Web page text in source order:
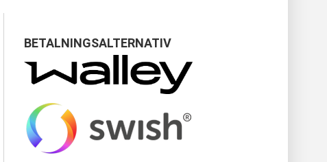
BETALNINGSALTERNATIV